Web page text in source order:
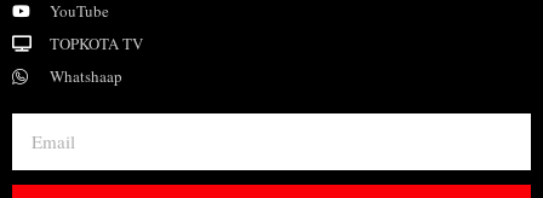
YouTube
TOPKOTA TV
Whatshaap